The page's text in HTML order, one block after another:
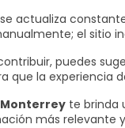
actualiza
el sitio
puedes
que la experiencia
Monterrey te brinda
más relevante